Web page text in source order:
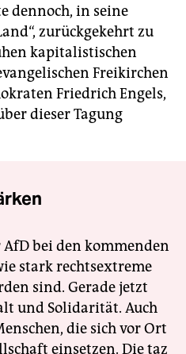
dennoch, in seine
zurückgekehrt zu
kapitalistischen
Freikirchen
Friedrich Engels,
dieser Tagung
bei den kommenden
stark rechtsextreme
sind. Gerade jetzt
und Solidarität. Auch
die sich vor Ort
einsetzen. Die taz